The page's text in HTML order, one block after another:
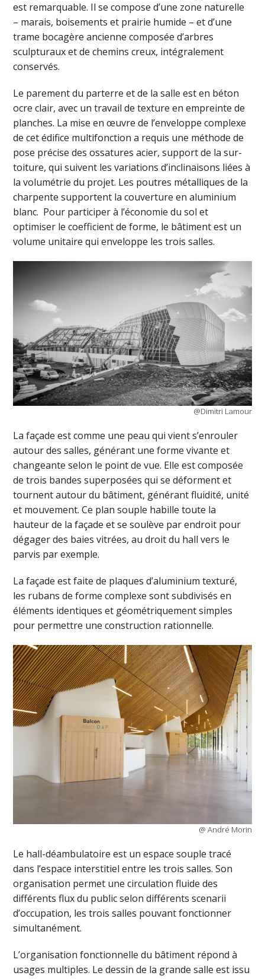
est remarquable. Il se compose d’une zone naturelle
– marais, boisements et prairie humide – et d’une
trame bocagère ancienne composée d’arbres
sculpturaux et de chemins creux, intégralement
conservés.
Le parement du parterre et de la salle est en béton
ocre clair, avec un travail de texture en empreinte de
planches. La mise en œuvre de l’enveloppe complexe
de cet édifice multifonction a requis une méthode de
pose précise des ossatures acier, support de la sur-
toiture, qui suivent les variations d’inclinaisons liées à
la volumétrie du projet. Les poutres métalliques de la
charpente supportent la couverture en aluminium
blanc. Pour participer à l’économie du sol et
optimiser le coefficient de forme, le bâtiment est un
volume unitaire qui enveloppe les trois salles.
@Dimitri Lamour
La façade est comme une peau qui vient s’enrouler
autour des salles, générant une forme vivante et
changeante selon le point de vue. Elle est composée
de trois bandes superposées qui se déforment et
tournent autour du bâtiment, générant fluidité, unité
et mouvement. Ce plan souple habille toute la
hauteur de la façade et se soulève par endroit pour
dégager des baies vitrées, au droit du hall vers le
parvis par exemple.
La façade est faite de plaques d’aluminium texturé,
les rubans de forme complexe sont subdivisés en
éléments identiques et géométriquement simples
pour permettre une construction rationnelle.
@ André Morin
Le hall-déambulatoire est un espace souple tracé
dans l’espace interstitiel entre les trois salles. Son
organisation permet une circulation fluide des
différents flux du public selon différents scenarii
d’occupation, les trois salles pouvant fonctionner
simultanément.
L’organisation fonctionnelle du bâtiment répond à
usages multiples. Le dessin de la grande salle est issu